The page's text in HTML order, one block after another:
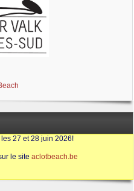
27 et 28 juin 2026!
le site aclotbeach.be